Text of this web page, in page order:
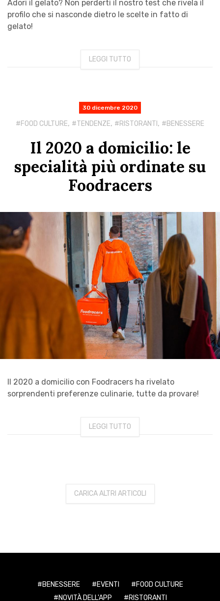
Adori il gelato? Non perderti il nostro test che rivela il
profilo che si nasconde dietro le scelte in fatto di
gelato!
LEGGI TUTTO
30 dicembre 2020
FOOD CULTURE, TENDENZE, RISTORANTI , BENESSERE
Il 2020 a domicilio: le
specialità più ordinate su
Foodracers
Il 2020 a domicilio con Foodracers ha rivelato
sorprendenti preferenze culinarie, tutte da provare!
LEGGI TUTTO
CARICA ALTRI ARTICOLI
BENESSERE EVENTI
FOOD CULTURE
NOVITÀ DELL'APP
RISTORANTI